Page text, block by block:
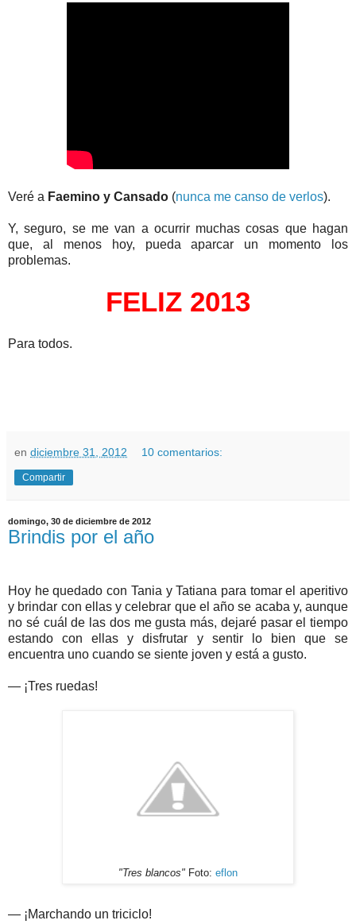
Veré a Faemino y Cansado (nunca me canso de verlos).
Y, seguro, se me van a ocurrir muchas cosas que hagan
que, al menos hoy, pueda aparcar un momento los
problemas.
FELIZ 2013
Para todos.
en diciembre 31, 2012 10 comentarios:
Compartir
domingo, 30 de diciembre de 2012
Brindis por el año
Hoy he quedado con Tania y Tatiana para tomar el aperitivo
y brindar con ellas y celebrar que el año se acaba y, aunque
no sé cuál de las dos me gusta más, dejaré pasar el tiempo
estando con ellas y disfrutar y sentir lo bien que se
encuentra uno cuando se siente joven y está a gusto.
— ¡Tres ruedas!
"Tres blancos" Foto: eflon
— ¡Marchando un triciclo!